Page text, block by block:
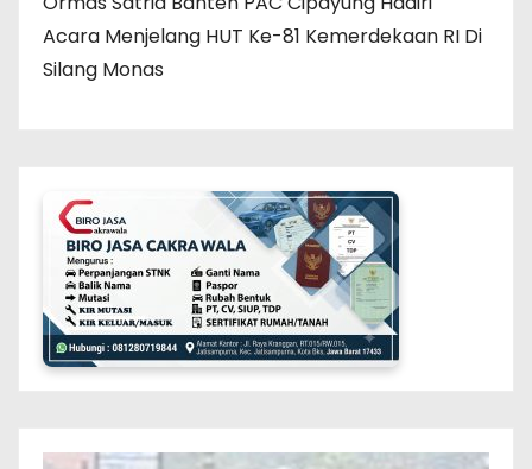
Acara Menjelang HUT Ke-81 Kemerdekaan RI Di
Silang Monas